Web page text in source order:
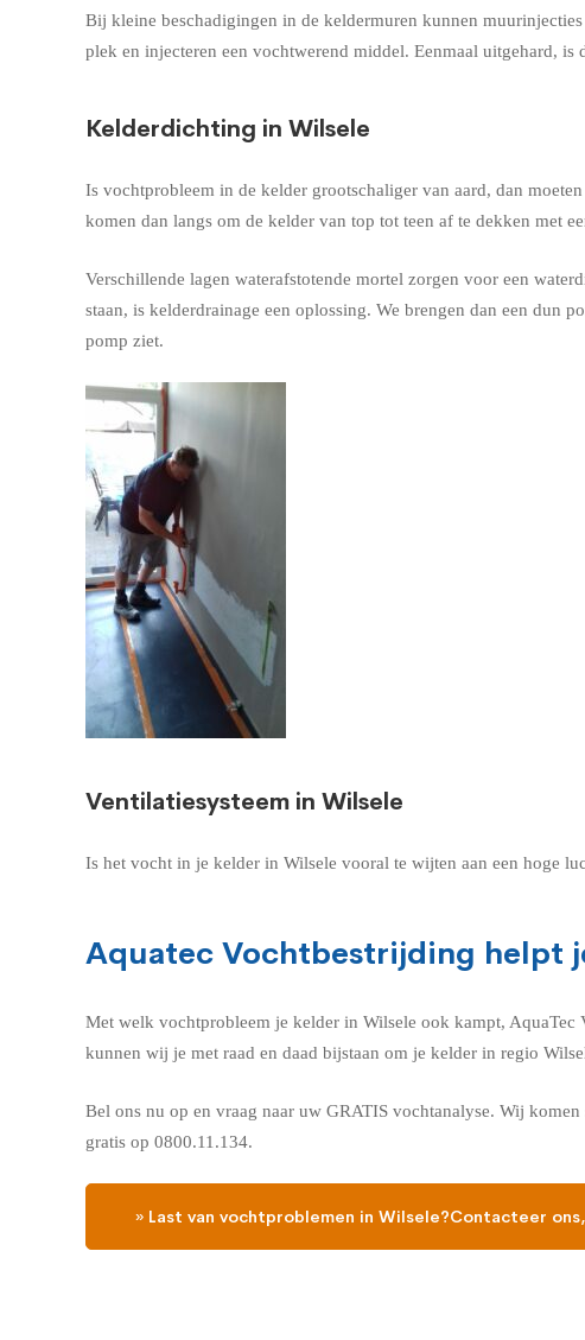
Bij kleine beschadigingen in de keldermuren kunnen
plek en injecteren een vochtwerend middel. Eenmaal uitgehard, is
Kelderdichting in Wilsele
Is vochtprobleem in de kelder grootschaliger van aard, dan
komen dan langs om de kelder van top tot teen af te dekken met
Verschillende lagen waterafstotende mortel zorgen voor een
staan, is kelderdrainage een oplossing. We brengen dan een dun
pomp ziet.
Ventilatiesysteem in Wilsele
Is het vocht in je kelder in Wilsele vooral te wijten aan een hoge
Aquatec Vochtbestrijding helpt
Met welk vochtprobleem je kelder in Wilsele ook kampt,
kunnen wij je met raad en daad bijstaan om je kelder in regio
Bel ons nu op en vraag naar uw GRATIS vochtanalyse. Wij
gratis op 0800.11.134.
» Last van vochtproblemen in Wilsele?Contacteer